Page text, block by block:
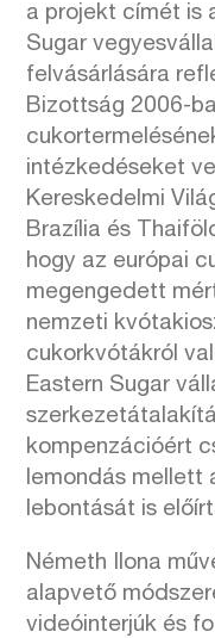
a projekt címét is
Sugar
felvásárlására
Bizottság 2006-
intézkedéseket
Kereskedelmi
Brazília és
hogy az európai
megengedett
nemzeti
cukorkvótákról
Eastern Sugar
kompenzációért
lemondás mellett
lebontását is
Németh Ilona
alapvető
videóinterjúk és